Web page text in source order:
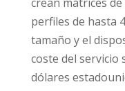
perfiles de hasta
tamaño y el
coste del servicio
dólares